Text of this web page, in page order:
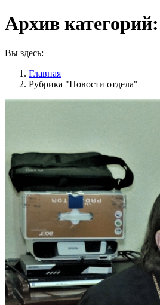
Архив категорий:
Вы здесь:
Главная
Рубрика "Новости отдела"